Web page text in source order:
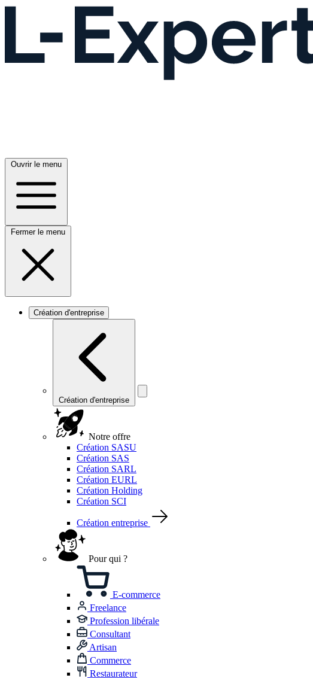
Ouvrir le menu
Fermer le menu
Création d'entreprise
Création d'entreprise
Notre offre
Création SASU
Création SAS
Création SARL
Création EURL
Création Holding
Création SCI
Création entreprise
Pour qui ?
E-commerce
Freelance
Profession libérale
Consultant
Artisan
Commerce
Restaurateur